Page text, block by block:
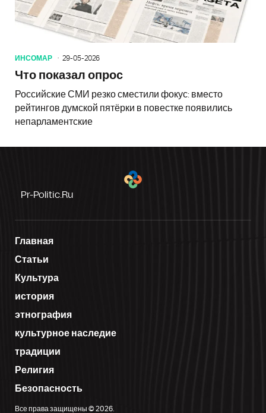
ИНСОМАР 29-05-2026
Что показал опрос
Российские СМИ резко сместили фокус: вместо
рейтингов думской пятёрки в повестке появились
непарламентские
Pr-Politic.ru
Главная
Статьи
Культура
история
этнография
культурное наследие
традиции
Религия
Безопасность
Все права защищены © 2026.